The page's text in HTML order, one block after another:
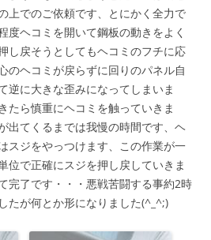
上でのご依頼です、とにかく全力で
度ヘコミを開いて鋼板の動きをよく
し戻そうとしてもヘコミのフチに応
のヘコミが戻らずに回りのパネル自
逆に大きな歪みになってしまいま
たら慎重にヘコミを触っていきま
出てくるまでは我慢の時間です、ヘ
スジをやっつけます、この作業が一
位で正確にスジを押し戻していきま
完了です・・・悪戦苦闘する事約2時
たが何とか形になりました(^_^;)